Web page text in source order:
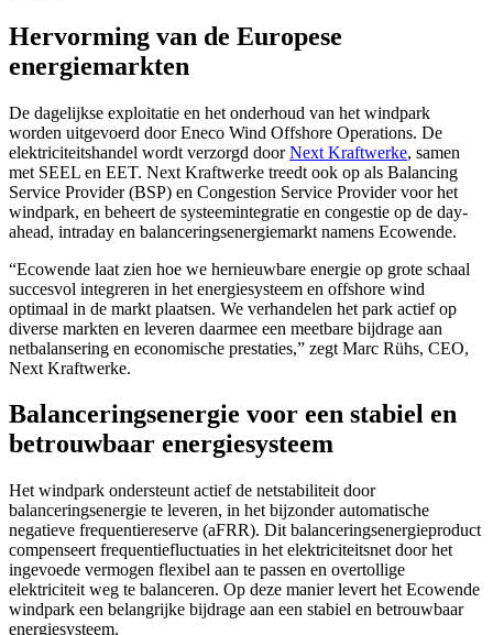
Hervorming van de Europese
energiemarkten
De dagelijkse exploitatie en het onderhoud van het windpark
worden uitgevoerd door Eneco Wind Offshore Operations. De
elektriciteitshandel wordt verzorgd doorNext Kraftwerke, samen
met SEEL en EET. Next Kraftwerke treedt ook op als Balancing
Service Provider (BSP) en Congestion Service Provider voor het
windpark, en beheert de systeemintegratie en congestie op de day-
ahead, intraday en balanceringsenergiemarkt namens Ecowende.
“Ecowende laat zien hoe we hernieuwbare energie op grote schaal
succesvol integreren in het energiesysteem en offshore wind
optimaal in de markt plaatsen. We verhandelen het park actief op
diverse markten en leveren daarmee een meetbare bijdrage aan
netbalansering en economische prestaties,” zegt Marc Rühs, CEO,
Next Kraftwerke.
Balanceringsenergie voor een stabiel en
betrouwbaar energiesysteem
Het windpark ondersteunt actief de netstabiliteit door
balanceringsenergie te leveren, in het bijzonder automatische
negatieve frequentiereserve (aFRR). Dit balanceringsenergieproduct
compenseert frequentiefluctuaties in het elektriciteitsnet door het
ingevoede vermogen flexibel aan te passen en overtollige
elektriciteit weg te balanceren. Op deze manier levert het Ecowende
windpark een belangrijke bijdrage aan een stabiel en betrouwbaar
energiesysteem.